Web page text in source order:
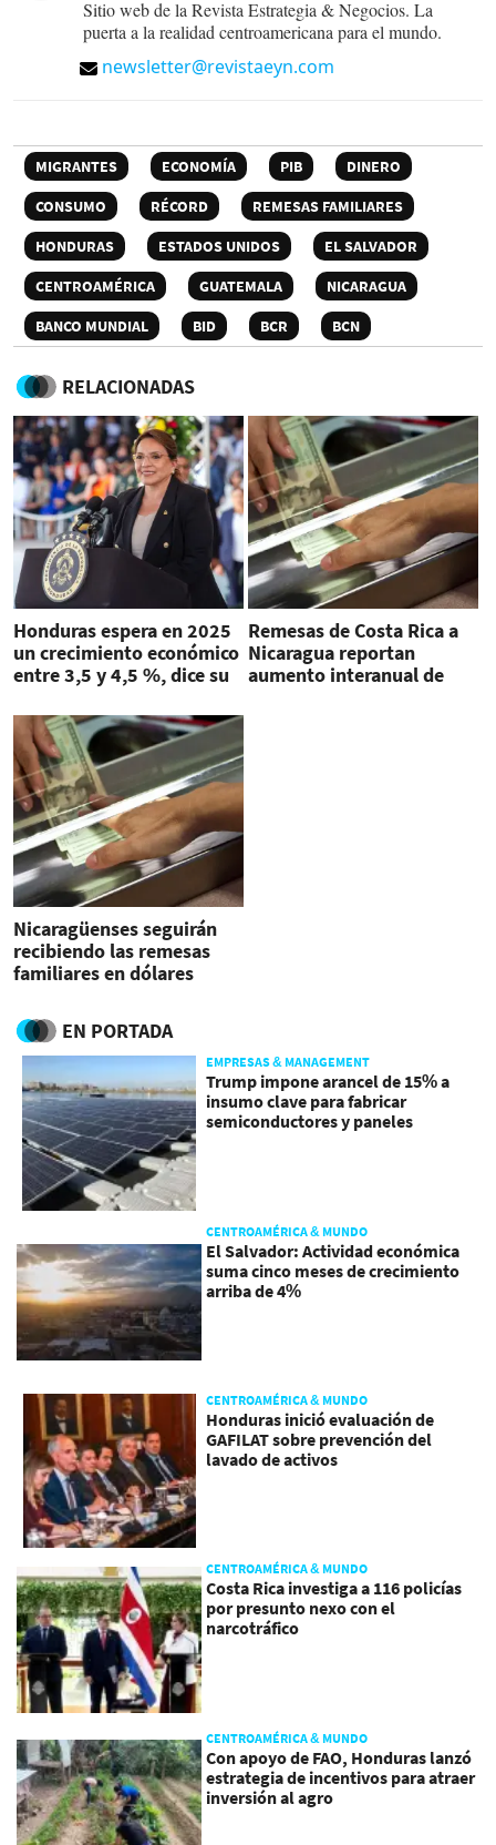
Sitio web de la Revista Estrategia & Negocios. La
puerta a la realidad centroamericana para el mundo.
newsletter@revistaeyn.com
MIGRANTES ECONOMÍA PIB
DINERO
CONSUMO
RÉCORD
REMESAS FAMILIARES
HONDURAS
ESTADOS UNIDOS
EL SALVADOR
CENTROAMÉRICA
GUATEMALA
NICARAGUA
BANCO MUNDIAL
BID BCR BCN
RELACIONADAS
Honduras espera en 2025
un crecimiento económico
entre 3,5 y 4,5 %, dice su
Remesas de Costa Rica a
Nicaragua reportan
aumento interanual de
Nicaragüenses seguirán
recibiendo las remesas
familiares en dólares
EN PORTADA
EMPRESAS & MANAGEMENT
Trump impone arancel de 15% a
insumo clave para fabricar
semiconductores y paneles
CENTROAMÉRICA & MUNDO
El Salvador: Actividad económica
suma cinco meses de crecimiento
arriba de 4%
CENTROAMÉRICA & MUNDO
Honduras inició evaluación de
GAFILAT sobre prevención del
lavado de activos
CENTROAMÉRICA & MUNDO
Costa Rica investiga a 116 policías
por presunto nexo con el
narcotráfico
CENTROAMÉRICA & MUNDO
Con apoyo de FAO, Honduras lanzó
estrategia de incentivos para atraer
inversión al agro